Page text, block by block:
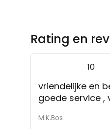
Rating en
10
vriendelijke en
goede service ,
M.K.Bos